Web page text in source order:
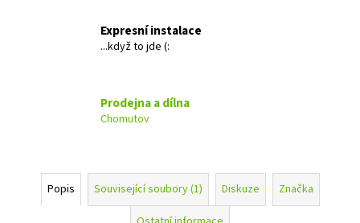
Expresní instalace
...když to jde (:
Prodejna a dílna
Chomutov
Popis Související soubory (1) Diskuze
Značka